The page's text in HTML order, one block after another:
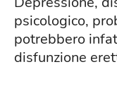
psicologico,
potrebbero
disfunzione